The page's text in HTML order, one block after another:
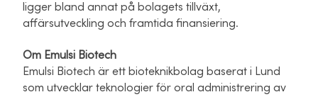
ligger bland annat på bolagets tillväxt,
affärsutveckling och framtida finansiering.
Om Emulsi Biotech
Emulsi Biotech är ett bioteknikbolag baserat i Lund
som utvecklar teknologier för oral administrering av